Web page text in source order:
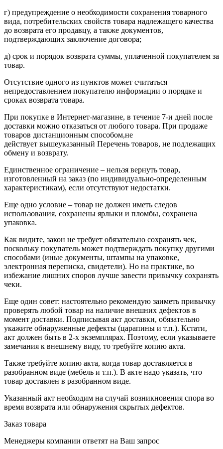
г) предупреждение о необходимости сохранения товарного
вида, потребительских свойств товара надлежащего качества
до возврата его продавцу, а также документов,
подтверждающих заключение договора;
д) срок и порядок возврата суммы, уплаченной покупателем за
товар.
Отсутствие одного из пунктов может считаться
непредоставлением покупателю информации о порядке и
сроках возврата товара.
При покупке в Интернет-магазине, в течение 7-и дней после
доставки можно отказаться от любого товара. При продаже
товаров дистанционным способом,не
действует вышеуказанный Перечень товаров, не подлежащих
обмену и возврату.
Единственное ограничение – нельзя вернуть товар,
изготовленный на заказ (по индивидуально-определенным
характеристикам), если отсутствуют недостатки.
Еще одно условие – товар не должен иметь следов
использования, сохранены ярлыки и пломбы, сохранена
упаковка.
Как видите, закон не требует обязательно сохранять чек,
поскольку покупатель может подтверждать покупку другими
способами (иные документы, штампы на упаковке,
электронная переписка, свидетели). Но на практике, во
избежание лишних споров лучше завести привычку сохранять
чеки.
Еще один совет: настоятельно рекомендую заиметь привычку
проверять любой товар на наличие внешних дефектов в
момент доставки. Подписывая акт доставки, обязательно
укажите обнаруженные дефекты (царапины и т.п.). Кстати,
акт должен быть в 2-х экземплярах. Поэтому, если указываете
замечания к внешнему виду, то требуйте копию акта.
Также требуйте копию акта, когда товар доставляется в
разобранном виде (мебель и т.п.). В акте надо указать, что
товар доставлен в разобранном виде.
Указанный акт необходим на случай возникновения спора во
время возврата или обнаружения скрытых дефектов.
Заказ товара
Менеджеры компании ответят на Ваш запрос